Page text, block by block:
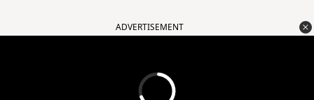
ADVERTISEMENT